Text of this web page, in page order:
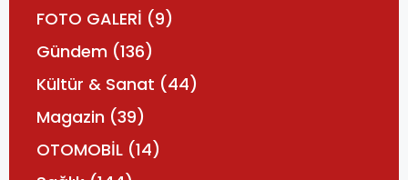
FOTO GALERİ (9)
Gündem (136)
Kültür & Sanat (44)
Magazin (39)
OTOMOBİL (14)